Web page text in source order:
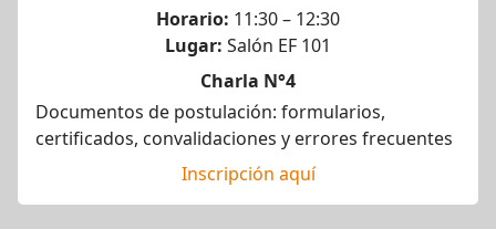
Horario: 11:30 – 12:30
Lugar: Salón EF 101
Charla N°4
Documentos de postulación: formularios,
certificados, convalidaciones y errores frecuentes
Inscripción aquí